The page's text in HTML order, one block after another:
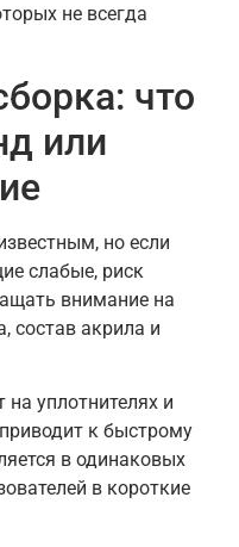
не всегда
что
или
но если
слабые, риск
внимание на
состав акрила и
уплотнителях и
к быстрому
в одинаковых
в короткие